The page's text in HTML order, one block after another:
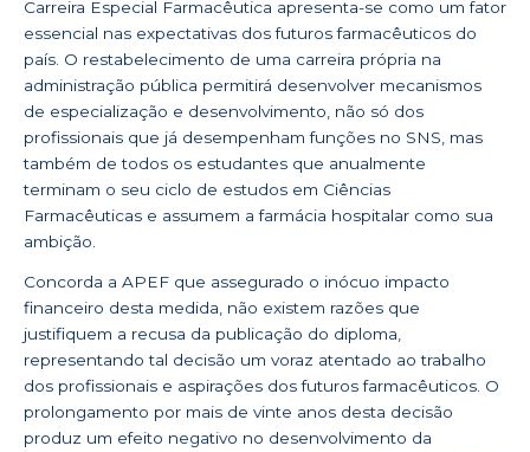
Carreira Especial Farmacêutica apresenta-se como um fator
essencial nas expectativas dos futuros farmacêuticos do
país. O restabelecimento de uma carreira própria na
administração pública permitirá desenvolver mecanismos
de especialização e desenvolvimento, não só dos
profissionais que já desempenham funções no SNS, mas
também de todos os estudantes que anualmente
terminam o seu ciclo de estudos em Ciências
Farmacêuticas e assumem a farmácia hospitalar como sua
ambição.
Concorda a APEF que assegurado o inócuo impacto
financeiro desta medida, não existem razões que
justifiquem a recusa da publicação do diploma,
representando tal decisão um voraz atentado ao trabalho
dos profissionais e aspirações dos futuros farmacêuticos. O
prolongamento por mais de vinte anos desta decisão
produz um efeito negativo no desenvolvimento da